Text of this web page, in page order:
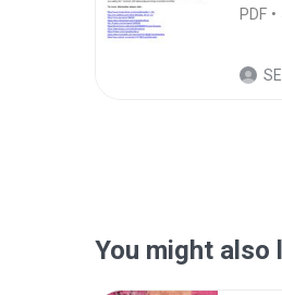
PDF
You might also